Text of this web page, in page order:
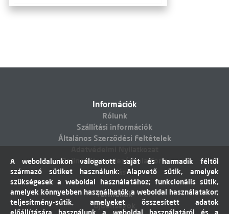
Információk
Rólunk
Szállítási információk
Általános Szerződési Feltételek
Online vitarendezési platform
Elállás
Termékek
Újdonságok
A weboldalunkon válogatott saját és harmadik féltől
származó sütiket használunk: Alapvető sütik, amelyek
szükségesek a weboldal használatához; funkcionális sütik,
amelyek könnyebben használhatók a weboldal használatakor;
teljesítmény-sütik, amelyeket összesített adatok